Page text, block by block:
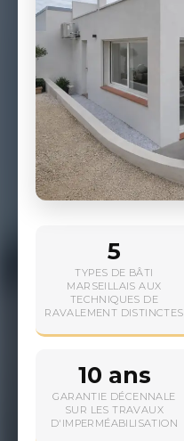
5
TYPES DE BÂTI
MARSEILLAIS AUX
TECHNIQUES DE
RAVALEMENT DISTINCTES
10 ans
GARANTIE DÉCENNALE
SUR LES TRAVAUX
D'IMPERMÉABILISATION